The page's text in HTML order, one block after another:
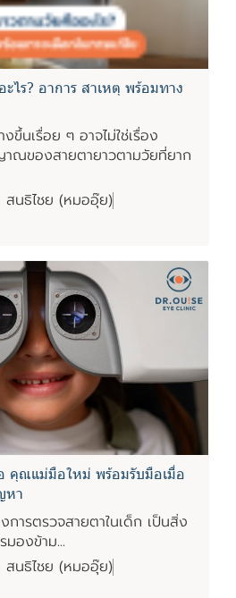
ไร? อาการ สาเหตุ พร้อมทาง
นเรื่อย ๆ อาจไม่ใช่เรื่อง
ของสายตายาวตามวัยที่ยาก
นธิไชย (หมออุ๊ย)
คุณแม่มือใหม่ พร้อมรับมือเมื่อ
หา
ารตรวจสายตาในเด็ก เป็นสิ่ง
องข้าม...
นธิไชย (หมออุ๊ย)